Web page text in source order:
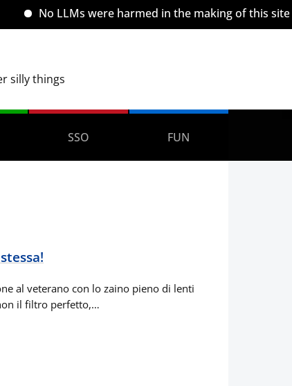
No LLMs were harmed in the making of this site.
silly things
SSO FUN
al veterano con lo zaino pieno di lenti
il filtro perfetto,…